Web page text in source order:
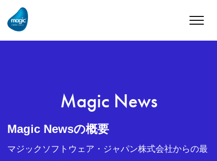
Toggle
Magic News
Magic Newsの概要
マジックソフトウェア・ジャパン株式会社からの最